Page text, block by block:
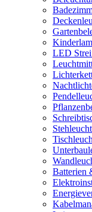
LED
Batterien